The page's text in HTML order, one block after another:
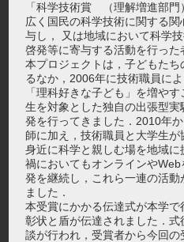
「科学技術賞 （理解増進部門
広く国民の科学技術に関する
与し， 又は地域において科学
啓発等に寄与する活動を行った
本プロジェクトは，子どもた
るなか，2006年に技術職員に
「理科好きな子ども」を増や
生を対象とした独自の出張型
発を行ってきました．2010年
師に加え，技術職員と大学生が
身近に科学と親しむ場を地域
禍においてもオンラインや
発を継続し，これら一連の活動
ました．
本受賞にかかる伝達式が本学
彰状と盾が伝達されました．
談が行われ，受賞者から今回